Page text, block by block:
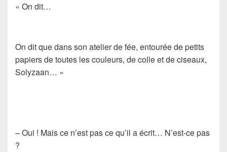
« On dit…
On dit que dans son atelier de fée, entourée de petits
papiers de toutes les couleurs, de colle et de ciseaux,
Solyzaan… »
– Oui ! Mais ce n’est pas ce qu’il a écrit… N’est-ce pas
?